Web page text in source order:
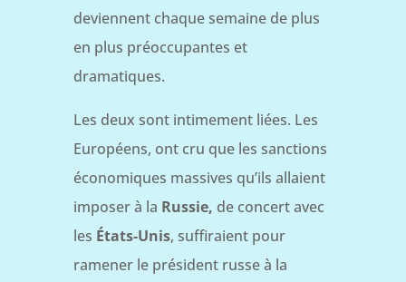
deviennent chaque semaine de plus
en plus préoccupantes et
dramatiques.
Les deux sont intimement liées. Les
Européens, ont cru que les sanctions
économiques massives qu’ils allaient
imposer à la Russie, de concert avec
les États-Unis, suffiraient pour
ramener le président russe à la